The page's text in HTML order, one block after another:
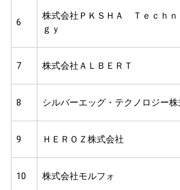
6
株式会社ＰＫＳＨＡ Ｔｅｃｈｎ
ｇｙ
7 株式会社ＡＬＢＥＲＴ
8 シルバーエッグ・テクノロジー
9 ＨＥＲＯＺ株式会社
10 株式会社モルフォ